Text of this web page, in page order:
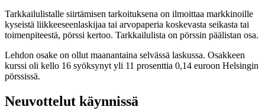
Tarkkailulistalle siirtämisen tarkoituksena on ilmoittaa markkinoille
kyseistä liikkeeseenlaskijaa tai arvopaperia koskevasta seikasta tai
toimenpiteestä, pörssi kertoo. Tarkkailulista on pörssin päälistan osa.
Lehdon osake on ollut maanantaina selvässä laskussa. Osakkeen
kurssi oli kello 16 syöksynyt yli 11 prosenttia 0,14 euroon Helsingin
pörssissä.
Neuvottelut käynnissä